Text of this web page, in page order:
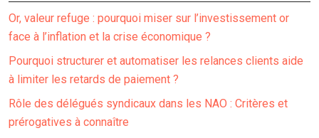
Or, valeur refuge : pourquoi miser sur l’investissement or
face à l’inflation et la crise économique ?
Pourquoi structurer et automatiser les relances clients aide
à limiter les retards de paiement ?
Rôle des délégués syndicaux dans les NAO : Critères et
prérogatives à connaître